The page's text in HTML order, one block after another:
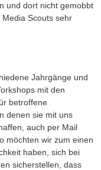
und dort nicht gemobbt
Scouts sehr
Jahrgänge und
mit den
betroffene
denen sie mit uns
auch per Mail
möchten wir zum einen
haben, sich bei
sicherstellen, dass